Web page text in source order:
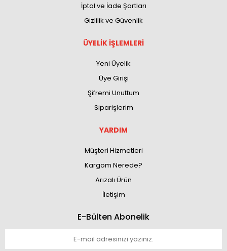
İptal ve İade Şartları
Gizlilik ve Güvenlik
ÜYELİK İŞLEMLERİ
Yeni Üyelik
Üye Girişi
Şifremi Unuttum
Siparişlerim
YARDIM
Müşteri Hizmetleri
Kargom Nerede?
Arızalı Ürün
İletişim
E-Bülten Abonelik